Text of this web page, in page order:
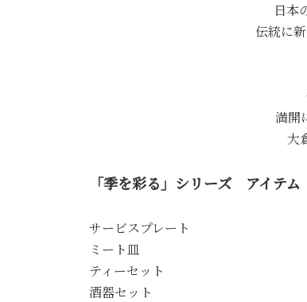
日本
伝統に
満開
大
「季を彩る」シリーズ アイテム
サービスプレート
ミート皿
ティーセット
酒器セット